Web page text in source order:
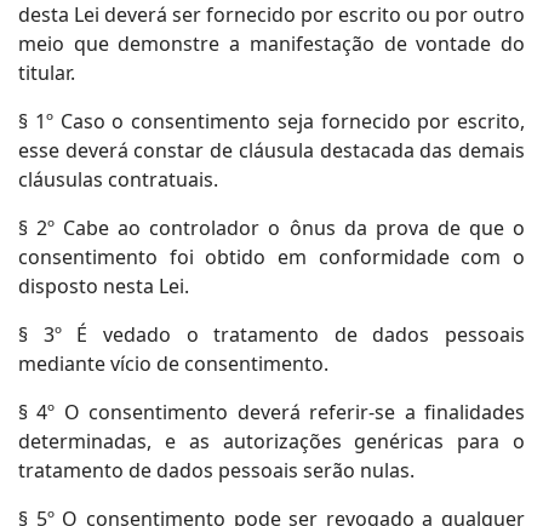
desta Lei deverá ser fornecido por escrito ou por outro
meio que demonstre a manifestação de vontade do
titular.
§ 1º Caso o consentimento seja fornecido por escrito,
esse deverá constar de cláusula destacada das demais
cláusulas contratuais.
§ 2º Cabe ao controlador o ônus da prova de que o
consentimento foi obtido em conformidade com o
disposto nesta Lei.
§ 3º É vedado o tratamento de dados pessoais
mediante vício de consentimento.
§ 4º O consentimento deverá referir-se a finalidades
determinadas, e as autorizações genéricas para o
tratamento de dados pessoais serão nulas.
§ 5º O consentimento pode ser revogado a qualquer